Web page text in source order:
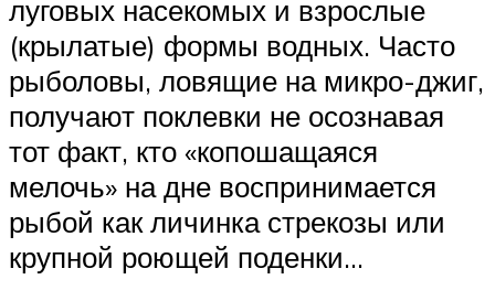
луговых насекомых и взрослые
(крылатые) формы водных. Часто
рыболовы, ловящие на микро-джиг,
получают поклевки не осознавая
тот факт, кто «копошащаяся
мелочь» на дне воспринимается
рыбой как личинка стрекозы или
крупной роющей поденки…